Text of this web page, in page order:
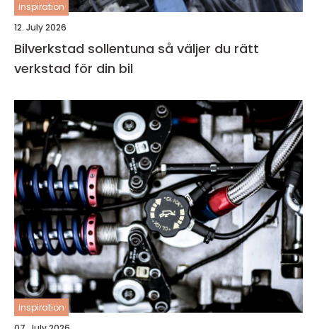
inspiration
12. July 2026
Bilverkstad sollentuna så väljer du rätt
verkstad för din bil
inspiration